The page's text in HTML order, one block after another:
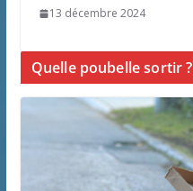
13 décembre 2024
Quelle poubelle sortir ?